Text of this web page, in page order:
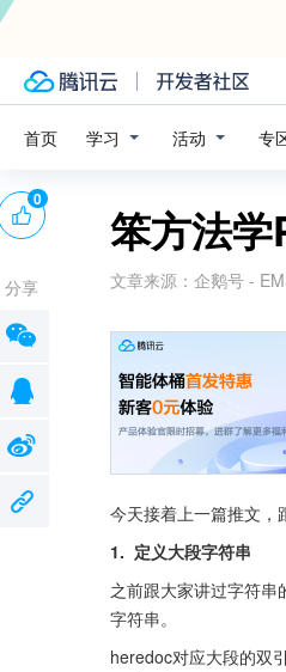
首页 学习 活动 专
笨方法
文章来源： 企鹅号 -
今天接着上一篇推文，
1.  定义大段字符串
之前跟大家讲过字符
字符串。
heredoc对应大段的双
0
分享